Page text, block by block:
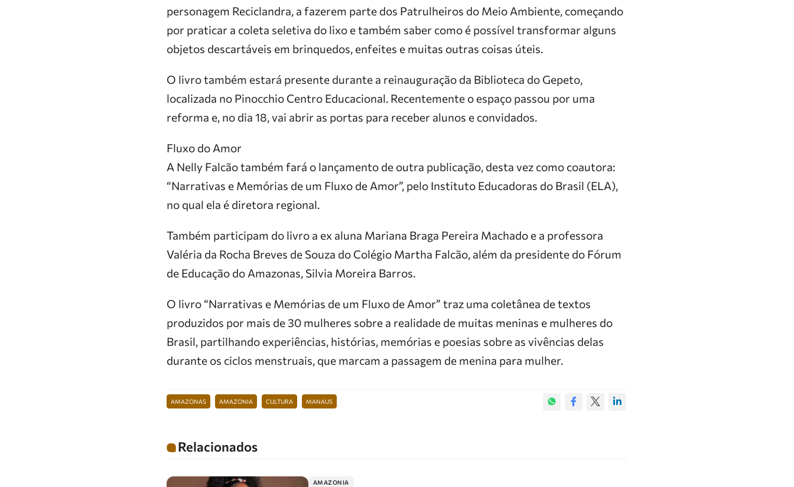
personagem Reciclandra, a fazerem parte dos Patrulheiros do Meio Ambiente, começando
por praticar a coleta seletiva do lixo e também saber como é possível transformar alguns
objetos descartáveis em brinquedos, enfeites e muitas outras coisas úteis.
O livro também estará presente durante a reinauguração da Biblioteca do Gepeto,
localizada no Pinocchio Centro Educacional. Recentemente o espaço passou por uma
reforma e, no dia 18, vai abrir as portas para receber alunos e convidados.
Fluxo do Amor
A Nelly Falcão também fará o lançamento de outra publicação, desta vez como coautora:
“Narrativas e Memórias de um Fluxo de Amor”, pelo Instituto Educadoras do Brasil (ELA),
no qual ela é diretora regional.
Também participam do livro a ex aluna Mariana Braga Pereira Machado e a professora
Valéria da Rocha Breves de Souza do Colégio Martha Falcão, além da presidente do Fórum
de Educação do Amazonas, Silvia Moreira Barros.
O livro “Narrativas e Memórias de um Fluxo de Amor” traz uma coletânea de textos
produzidos por mais de 30 mulheres sobre a realidade de muitas meninas e mulheres do
Brasil, partilhando experiências, histórias, memórias e poesias sobre as vivências delas
durante os ciclos menstruais, que marcam a passagem de menina para mulher.
AMAZONAS AMAZONIA CULTURA MANAUS
Relacionados
AMAZONIA